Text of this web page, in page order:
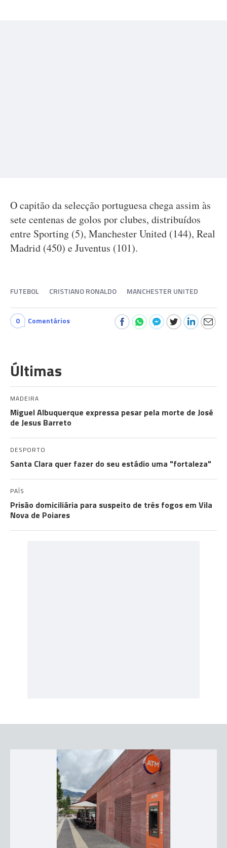
O capitão da selecção portuguesa chega assim às
sete centenas de golos por clubes, distribuídos
entre Sporting (5), Manchester United (144), Real
Madrid (450) e Juventus (101).
FUTEBOL CRISTIANO RONALDO MANCHESTER UNITED
0 Comentários
Últimas
MADEIRA
Miguel Albuquerque expressa pesar pela morte de José
de Jesus Barreto
DESPORTO
Santa Clara quer fazer do seu estádio uma "fortaleza"
PAÍS
Prisão domiciliária para suspeito de três fogos em Vila
Nova de Poiares